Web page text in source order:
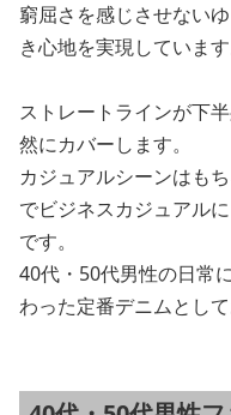
窮屈さを感じさせない
き心地を実現しています
ストレートラインが下
然にカバーします。
カジュアルシーンはも
でビジネスカジュアル
です。
40代・50代男性の日常
わった定番デニムとして